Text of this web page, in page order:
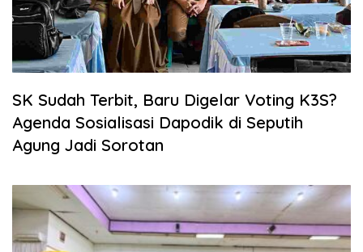
SK Sudah Terbit, Baru Digelar Voting K3S?
Agenda Sosialisasi Dapodik di Seputih
Agung Jadi Sorotan